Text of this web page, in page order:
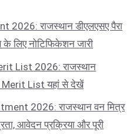
राजस्थान डीएलएसए पैरा
के लिए नोटिफिकेशन जारी
List 2026: राजस्थान
List यहां से देखें
2026: राजस्थान वन मित्र
आवेदन प्रक्रिया और पूरी